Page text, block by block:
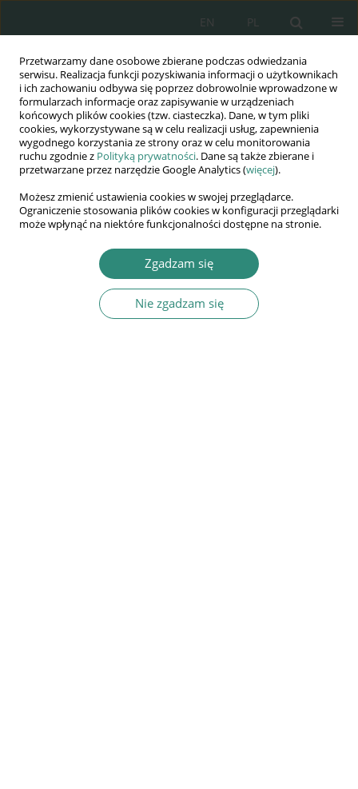
Przetwarzamy dane osobowe zbierane podczas odwiedzania
serwisu. Realizacja funkcji pozyskiwania informacji o użytkownikach
i ich zachowaniu odbywa się poprzez dobrowolnie wprowadzone w
formularzach informacje oraz zapisywanie w urządzeniach
końcowych plików cookies (tzw. ciasteczka). Dane, w tym pliki
cookies, wykorzystywane są w celu realizacji usług, zapewnienia
wygodnego korzystania ze strony oraz w celu monitorowania
ruchu zgodnie z Polityką prywatności. Dane są także zbierane i
przetwarzane przez narzędzie Google Analytics (więcej).
Możesz zmienić ustawienia cookies w swojej przeglądarce.
Ograniczenie stosowania plików cookies w konfiguracji przeglądarki
może wpłynąć na niektóre funkcjonalności dostępne na stronie.
Zgadzam się
Nie zgadzam się
PL
EN
Wydawnictwo
AWSGE
Akademia Nauk Stosowanych
WSGE
im. Alcide De Gasperi
Paweł Sosnowski
Bariery rozwoju samorządu terytorialnego w